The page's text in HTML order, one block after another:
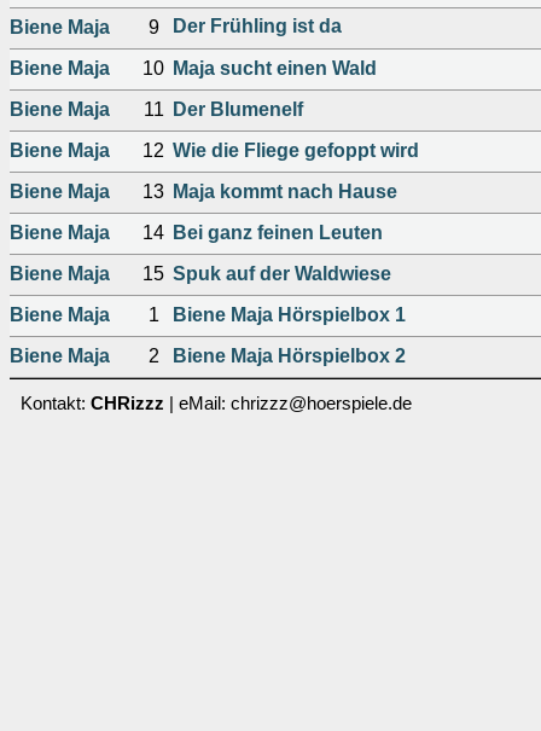
Biene Maja
9 Der Frühling ist da
Biene Maja 10 Maja sucht einen Wald
Biene Maja
11
Der Blumenelf
Biene Maja
12 Wie die Fliege gefoppt wird
Biene Maja
13 Maja kommt nach Hause
Biene Maja
14 Bei ganz feinen Leuten
Biene Maja
15 Spuk auf der Waldwiese
Biene Maja
1
Biene Maja Hörspielbox 1
Biene Maja
2 Biene Maja Hörspielbox 2
Kontakt: CHRizzz | eMail: chrizzz@hoerspiele.de